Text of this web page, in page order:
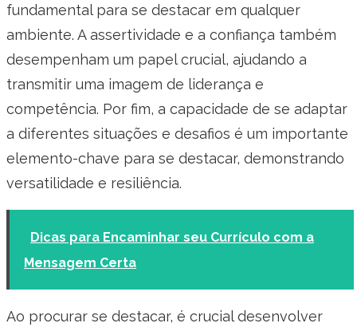
fundamental para se destacar em qualquer
ambiente. A assertividade e a confiança também
desempenham um papel crucial, ajudando a
transmitir uma imagem de liderança e
competência. Por fim, a capacidade de se adaptar
a diferentes situações e desafios é um importante
elemento-chave para se destacar, demonstrando
versatilidade e resiliência.
Dicas para Encaminhar seu Currículo com a
Mensagem Certa
Ao procurar se destacar, é crucial desenvolver